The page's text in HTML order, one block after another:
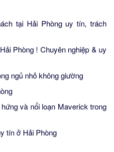
tại Hải Phòng uy tín, trách
Phòng ! Chuyên nghiệp & uy
ngủ nhỏ không giường
và nổi loạn Maverick trong
tín ở Hải Phòng